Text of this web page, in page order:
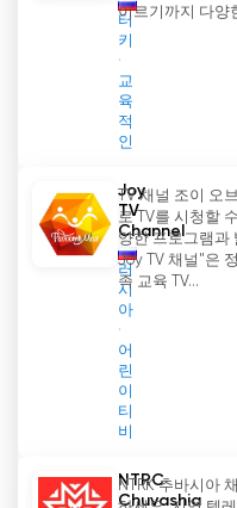
터
키
교
육
적
인
이르기까지 다양
Joy
TV
Channel
러
시
아
어
린
이
티
비
TV 채널 조이 오
로 TV를 시청할
양한 프로그램과
Joy TV 채널"은
족 교육 TV...
NTRC
Chuvashia
NTRK 추바시아